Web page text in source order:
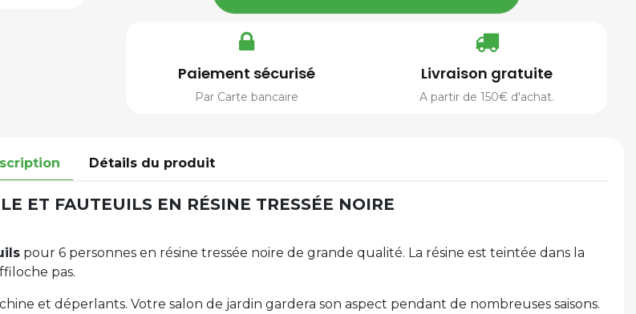
Paiement sécurisé
Par Carte bancaire
Livraison gratuite
A partir de 150€ d'achat.
Détails du produit
ET FAUTEUILS EN RÉSINE TRESSÉE NOIRE
pour 6 personnes en résine tressée noire de grande qualité. La résine est teintée dans la
pas.
et déperlants. Votre salon de jardin gardera son aspect pendant de nombreuses saisons.